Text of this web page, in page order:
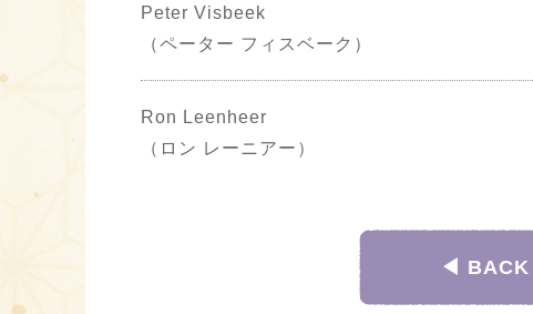
Peter Visbeek
（ペーター フィスベーク）
Ron Leenheer
（ロン レーニアー）
◀︎ BACK